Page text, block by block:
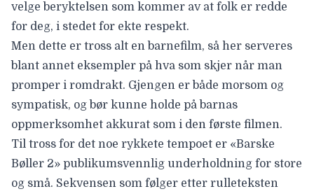
velge beryktelsen som kommer av at folk er redde
for deg, i stedet for ekte respekt.
Men dette er tross alt en barnefilm, så her serveres
blant annet eksempler på hva som skjer når man
promper i romdrakt. Gjengen er både morsom og
sympatisk, og bør kunne holde på barnas
oppmerksomhet akkurat som i den første filmen.
Til tross for det noe rykkete tempoet er «Barske
Bøller 2» publikumsvennlig underholdning for store
og små. Sekvensen som følger etter rulleteksten